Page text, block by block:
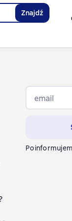
Znajdź
email